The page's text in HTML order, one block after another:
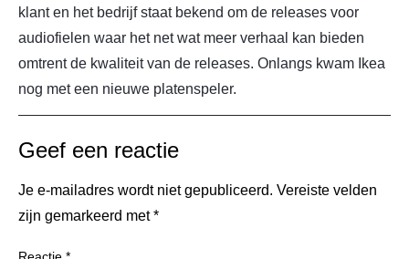
klant en het bedrijf staat bekend om de releases voor
audiofielen waar het net wat meer verhaal kan bieden
omtrent de kwaliteit van de releases. Onlangs kwam Ikea
nog met een nieuwe platenspeler.
Geef een reactie
Je e-mailadres wordt niet gepubliceerd. Vereiste velden
zijn gemarkeerd met*